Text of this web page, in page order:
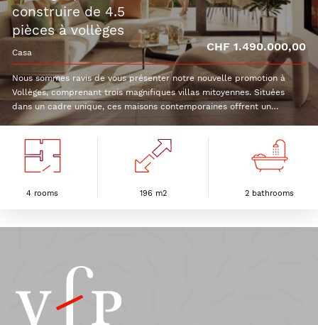
construire de 4.5
pièces à vollèges
casa CHF 1.490.000,00
Nous sommes ravis de vous présenter notre nouvelle promotion à
Vollèges, comprenant trois magnifiques villas mitoyennes. Situées
dans un cadre unique, ces maisons contemporaines offrent un
mélange parfait d'élégance et de fonctionnalité. Chaque villa a été
lumineux, avec des finitions haut de gamme et des matériaux de
qualité. Les intérieurs spacieux sont agencés de manière modulable
vie ouverts, des chambres confortables et des espaces de rangement
ces villas encore plus attrayantes. Ne manquez pas cette occasion
unique d'acquérir une propriété exceptionnelle dans l'environnement
enchanteur de Vollèges. Prenez rendez-vous dès aujourd'hui pour
découvrir ces villas de rêve.
4 rooms 196 m2 2 bathrooms